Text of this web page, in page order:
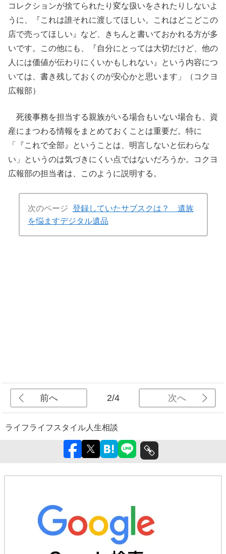
コレクションが捨てられたり変な扱いをされたりしないよ
うに、『これは誰それに渡してほしい。これはどこどこの
店で売ってほしい』など、きちんと書いておかれる方が多
いです。この他にも、『自分にとっては大切だけど、他の
人には価値が伝わりにくいかもしれない』という内容につ
いては、書き残しておくのが安心かと思います」（コクヨ
広報部）
死後事務を担当する親族がいる場合もいない場合も、資
産にまつわる情報をまとめておくことは重要だ。特に
「『これで全部』ということは、明言しないと伝わらな
い」というのは気づきにくい点ではないだろうか。コクヨ
広報部の担当者は、このように説明する。
次のページ 登録していたサブスクは？ 遺族
を悩ますデジタル遺品
前へ 2/4 次へ
ライフライフスタイル 人生相談